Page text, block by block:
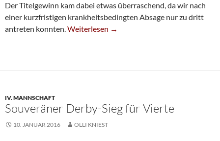
Der Titelgewinn kam dabei etwas überraschend, da wir nach
einer kurzfristigen krankheitsbedingten Absage nur zu dritt
antreten konnten.SG-Trio Sichert Den Bezirks-Viererpokal
Weiterlesen →
IV. MANNSCHAFT
Souveräner Derby-Sieg für Vierte
10. JANUAR 2016 OLLI KNIEST